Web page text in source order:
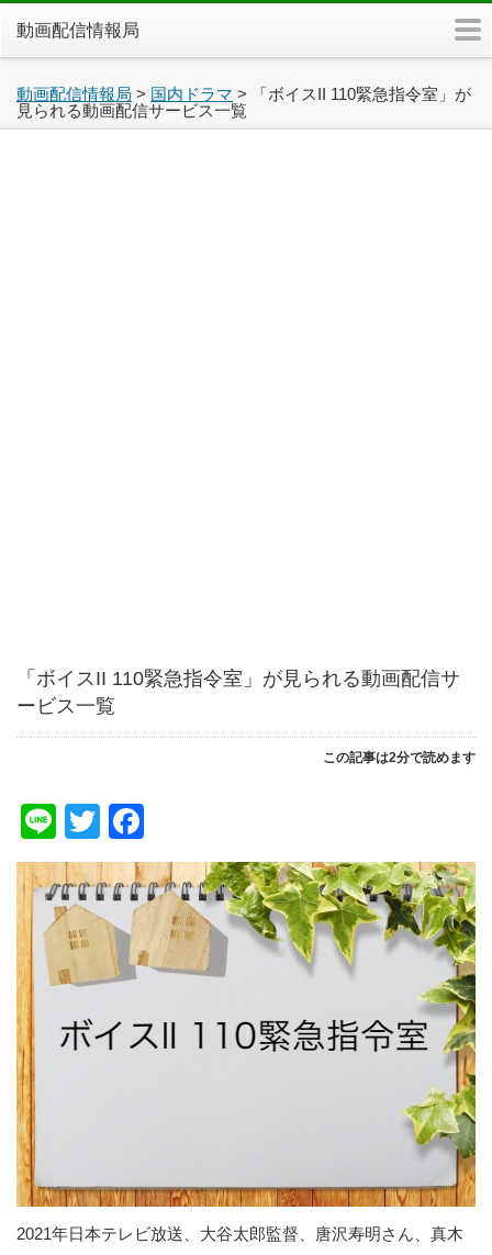
動画配信情報局
動画配信情報局 > 国内ドラマ >
「ボイスII 110緊急指令室」が
見られる動画配信サービス一覧
「ボイスII 110緊急指令室」が見られる動画配信サ
ービス一覧
この記事は2分で読めます
LineTwitter
2021年日本テレビ放送、大谷太郎監督、唐沢寿明さん、真木